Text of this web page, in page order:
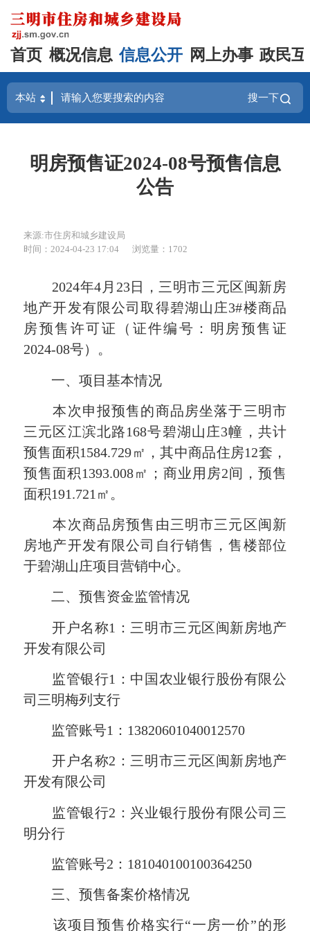
首页 概况信息 信息公开 网上办事 政民
搜一下
明房预售证2024-08号预售信息
公告
来源:市住房和城乡建设局
时间：2024-04-23 17:04
浏览量：1702
2024年4月23日，三明市三元区闽新房
地产开发有限公司取得碧湖山庄3#楼商品
房预售许可证（证件编号：明房预售证
2024-08号）。
一、项目基本情况
本次申报预售的商品房坐落于三明市
三元区江滨北路168号碧湖山庄3幢，共计
预售面积1584.729㎡，其中商品住房12套，
预售面积1393.008㎡；商业用房2间，预售
面积191.721㎡。
本次商品房预售由三明市三元区闽新
房地产开发有限公司自行销售，售楼部位
于碧湖山庄项目营销中心。
二、预售资金监管情况
开户名称1：三明市三元区闽新房地产
开发有限公司
监管银行1：中国农业银行股份有限公
司三明梅列支行
监管账号1：13820601040012570
开户名称2：三明市三元区闽新房地产
开发有限公司
监管银行2：兴业银行股份有限公司三
明分行
监管账号2：181040100100364250
三、预售备案价格情况
该项目预售价格实行“一房一价”的形